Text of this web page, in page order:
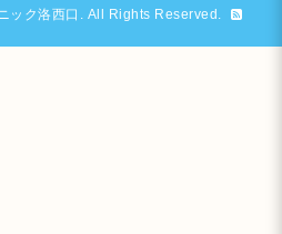
ック洛西口 . All Rights Reserved.